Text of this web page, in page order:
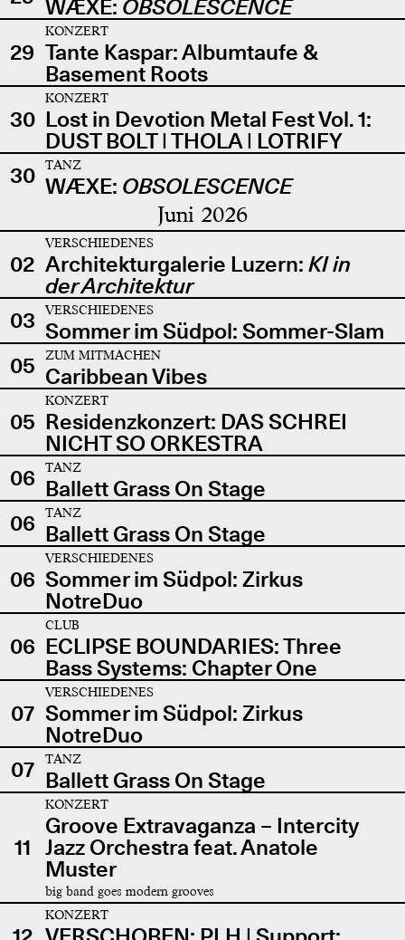
WÆXE: OBSOLESCENCE
29
KONZERT
Tante Kaspar: Albumtaufe &
Basement Roots
30
KONZERT
Lost in Devotion Metal Fest Vol. 1:
DUST BOLT | THOLA | LOTRIFY
30
TANZ
WÆXE: OBSOLESCENCE
Juni 2026
02
VERSCHIEDENES
Architekturgalerie Luzern: KI in
der Architektur
03
VERSCHIEDENES
Sommer im Südpol: Sommer-Slam
05
ZUM MITMACHEN
Caribbean Vibes
05
KONZERT
Residenzkonzert: DAS SCHREI
NICHT SO ORKESTRA
06
TANZ
Ballett Grass On Stage
06
TANZ
Ballett Grass On Stage
06
VERSCHIEDENES
Sommer im Südpol: Zirkus
NotreDuo
06
CLUB
ECLIPSE BOUNDARIES: Three
Bass Systems: Chapter One
07
VERSCHIEDENES
Sommer im Südpol: Zirkus
NotreDuo
07
TANZ
Ballett Grass On Stage
11
KONZERT
Groove Extravaganza – Intercity
Jazz Orchestra feat. Anatole
Muster
big band goes modern grooves
KONZERT